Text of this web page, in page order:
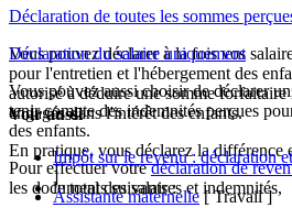
Déclaration de toutes les sommes
Vous pouvez déclarer à la fois vos
pour l'entretien et l'hébergement des
autorisé à déduire une somme forfaitaire
engagés dans l'intérêt des enfants.
En pratique, vous déclarez la différence
le total des salaires et indemnités,
Déclaration du salaire uniquement
Vous pouvez aussi choisir de déclarer
tenir compte des indemnités perçues
des enfants.
Pour effectuer votredéclaration de
les documents suivants :
Voir aussi
Impôt sur le revenu : déclaration
]
Assistante maternelle[ Travail ]